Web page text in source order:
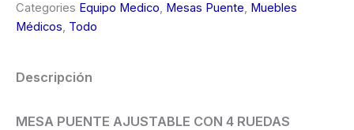
Categories Equipo Medico, Mesas Puente, Muebles
Médicos, Todo
Descripción
MESA PUENTE AJUSTABLE CON 4 RUEDAS